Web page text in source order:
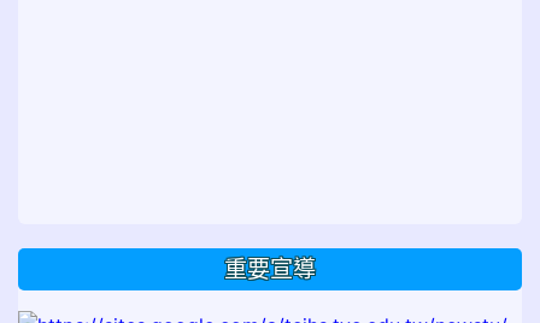
重要宣導